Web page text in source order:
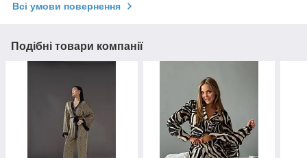
Всі умови повернення
Подібні товари компанії